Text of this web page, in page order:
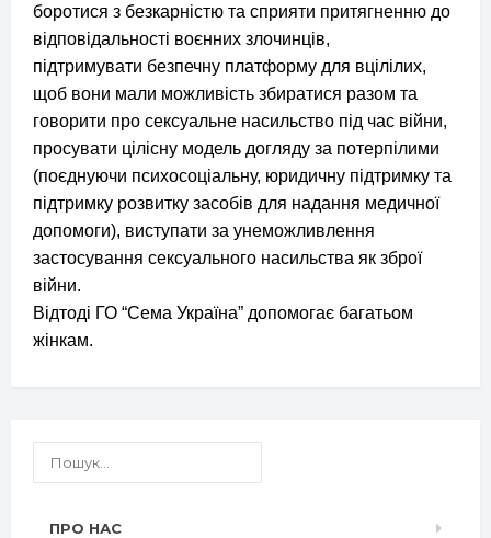
боротися з безкарністю та сприяти притягненню до
відповідальності воєнних злочинців,
підтримувати безпечну платформу для вцілілих,
щоб вони мали можливість збиратися разом та
говорити про сексуальне насильство під час війни,
просувати цілісну модель догляду за потерпілими
(поєднуючи психосоціальну, юридичну підтримку та
підтримку розвитку засобів для надання медичної
допомоги), виступати за унеможливлення
застосування сексуального насильства як зброї
війни.
Відтоді ГО “Сема Україна” допомогає багатьом
жінкам.
ПРО НАС